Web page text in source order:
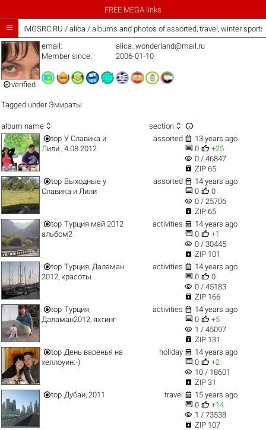
FREE MEGA links
 iMGSRC.RU / alica / albums and photos of assorted, travel, winter
verified
email:
alica_wonderland@mail.ru
Member since:
2006-01-10
Tagged under Эмираты
album name  section  
top У Славика и
Лили , 4.08.2012
assorted  13 years ago
 0  +25
visibility 0 / 46847
 ZIP 65
top Выходные у
Славика и Лили
assorted  14 years ago
 0  0
visibility 0 / 25706
 ZIP 65
top Турция май 2012
альбом2
activities  14 years ago
 0  +1
visibility 0 / 30445
 ZIP 101
top Турция, Даламан
2012, красоты
activities  14 years ago
 0  0
visibility 0 / 45183
 ZIP 166
top Турция,
Даламан2012, яхтинг
activities  14 years ago
 0  +5
visibility 1 / 45097
 ZIP 131
top День варенья на
хеллоуин:-)
holiday  14 years ago
 0  +2
visibility 10 / 18601
 ZIP 31
top Дубаи, 2011 travel  15 years ago
 0  +14
visibility 1 / 73538
 ZIP 107